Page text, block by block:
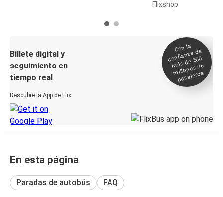
Flixshop
Billete digital y
seguimiento en
tiempo real
Descubre la App de Flix
Con la
confianza de
más de 500
millones de
pasajeros
En esta página
Paradas de autobús FAQ